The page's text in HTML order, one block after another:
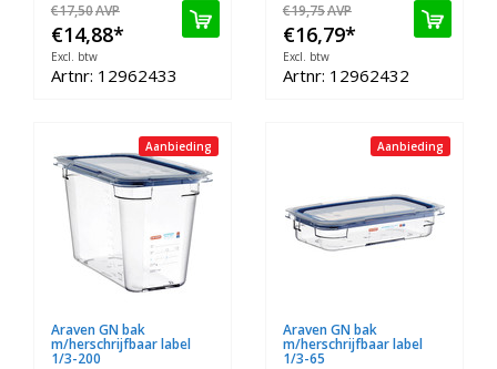
€17,50AVP
€14,88*
Excl. btw
Artnr: 12962433
€19,75AVP
€16,79*
Excl. btw
Artnr: 12962432
Aanbieding
Araven GN bak
m/herschrijfbaar label
1/3-200
Aanbieding
Araven GN bak
m/herschrijfbaar label
1/3-65